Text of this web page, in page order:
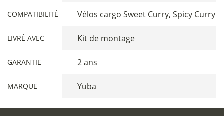
COMPATIBILITÉ Vélos cargo Sweet Curry, Spicy Curry
LIVRÉ AVEC Kit de montage
GARANTIE 2 ans
MARQUE Yuba